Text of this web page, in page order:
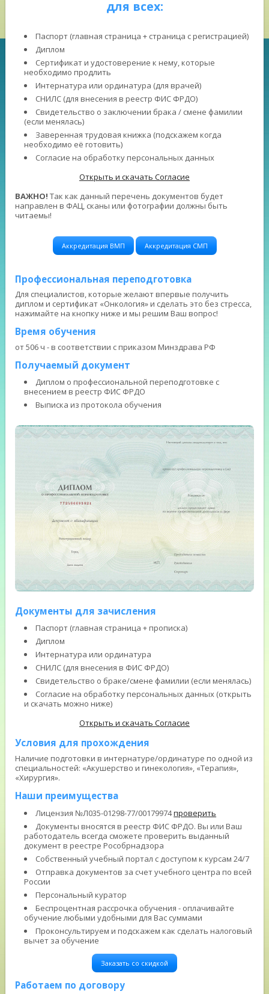
для всех:
Паспорт (главная страница + страница с регистрацией)
Диплом
Сертификат и удостоверение к нему, которые
необходимо продлить
Интернатура или ординатура (для врачей)
СНИЛС (для внесения в реестр ФИС ФРДО)
Свидетельство о заключении брака / смене фамилии
(если менялась)
Заверенная трудовая книжка (подскажем когда
необходимо её готовить)
Согласие на обработку персональных данных
Открыть и скачать Согласие
ВАЖНО! Так как данный перечень документов будет
направлен в ФАЦ, сканы или фотографии должны быть
читаемы!
Аккредитация ВМП Аккредитация СМП
Профессиональная переподготовка
Для специалистов, которые желают впервые получить
диплом и сертификат «Онкология» и сделать это без стресса,
нажимайте на кнопку ниже и мы решим Ваш вопрос!
Время обучения
от 506 ч - в соответствии с приказом Минздрава РФ
Получаемый документ
Диплом о профессиональной переподготовке с
внесением в реестр ФИС ФРДО
Выписка из протокола обучения
Документы для зачисления
Паспорт (главная страница + прописка)
Диплом
Интернатура или ординатура
СНИЛС (для внесения в ФИС ФРДО)
Свидетельство о браке/смене фамилии (если менялась)
Согласие на обработку персональных данных (открыть
и скачать можно ниже)
Открыть и скачать Согласие
Условия для прохождения
Наличие подготовки в интернатуре/ординатуре по одной из
специальностей: «Акушерство и гинекология», «Терапия»,
«Хирургия».
Наши преимущества
Лицензия №Л035-01298-77/00179974проверить
Документы вносятся в реестр ФИС ФРДО. Вы или Ваш
работодатель всегда сможете проверить выданный
документ в реестре Рособрнадзора
Собственный учебный портал с доступом к курсам 24/7
Отправка документов за счет учебного центра по всей
России
Персональный куратор
Беспроцентная рассрочка обучения - оплачивайте
обучение любыми удобными для Вас суммами
Проконсультируем и подскажем как сделать налоговый
вычет за обучение
Заказать со скидкой
Работаем по договору